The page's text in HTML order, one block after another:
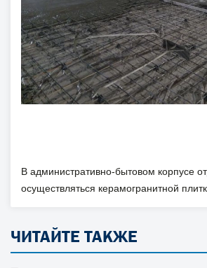
В административно-бытовом корпусе
осуществляться керамогранитной
ЧИТАЙТЕ ТАКЖЕ